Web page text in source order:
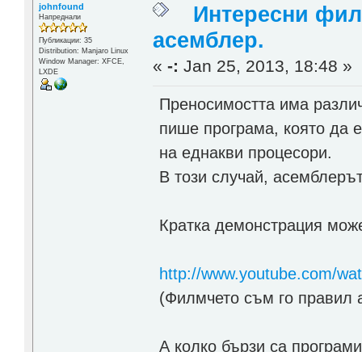
johnfound
Напреднали
Публикации: 35
Distribution: Manjaro Linux
Window Manager: XFCE,
LXDE
Интересни
асемблер.
«-: Jan 25, 2013, 18:48 »
Преносимостта има
пише програма, която да
на еднакви процесори.
В този случай,
Кратка демонстрация
http://www.youtube.com/
(Филмчето съм го правил
А колко бързи са